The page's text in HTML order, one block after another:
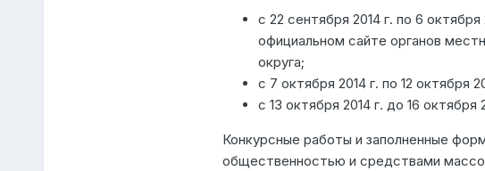
с 22 сентября 2014 г. по 6
официальном сайте органов
округа;
с 7 октября 2014 г. по 12 октября
с 13 октября 2014 г. до 16
Конкурсные работы и заполненные
общественностью и средствами